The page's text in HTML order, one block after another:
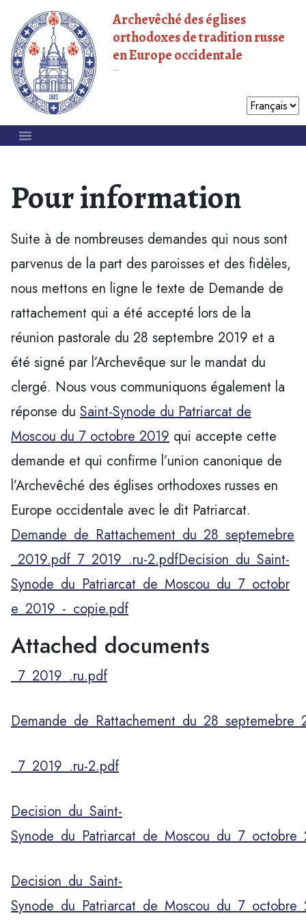
Archevêché des églises
orthodoxes de tradition russe
en Europe occidentale
Pour information
Suite à de nombreuses demandes qui nous sont
parvenus de la part des paroisses et des fidèles,
nous mettons en ligne le texte de Demande de
rattachement qui a été accepté lors de la
réunion pastorale du 28 septembre 2019 et a
été signé par l’Archevêque sur le mandat du
clergé. Nous vous communiquons également la
réponse du Saint-Synode du Patriarcat de
Moscou du 7 octobre 2019 qui accepte cette
demande et qui confirme l’union canonique de
l’Archevêché des églises orthodoxes russes en
Europe occidentale avec le dit Patriarcat.
Demande_de_Rattachement_du_28_septemebre
_2019.pdf _7_2019_.ru-2.pdfDecision_du_Saint-
Synode_du_Patriarcat_de_Moscou_du_7_octobr
e_2019_-_copie.pdf
Attached documents
_7_2019_.ru.pdf
_7_2019_.ru-2.pdf
Decision_du_Saint-
Decision_du_Saint-